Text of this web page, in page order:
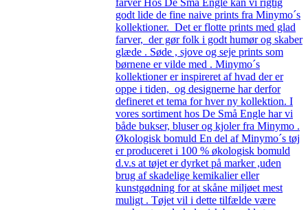
godt lide de fine naive prints fra Minymo´s
kollektioner. Det er flotte prints med glad
farver, der gør folk i godt humør og skaber
glæde . Søde , sjove og seje prints som
børnene er vilde med . Minymo´s
kollektioner er inspireret af hvad der er
oppe i tiden, og designerne har derfor
defineret et tema for hver ny kollektion. I
vores sortiment hos De Små Engle har vi
både bukser, bluser og kjoler fra Minymo .
Økologisk bomuld En del af Minymo´s tøj
er produceret i 100 % økologisk bomuld
d.v.s at tøjet er dyrket på marker ,uden
brug af skadelige kemikalier eller
kunstgødning for at skåne miljøet mest
muligt . Tøjet vil i dette tilfælde være